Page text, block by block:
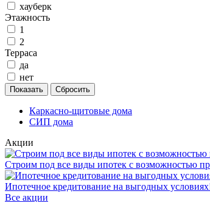
хауберк
Этажность
1
2
Терраса
да
нет
Каркасно-щитовые дома
СИП дома
Акции
Строим под все виды ипотек с возможностью
Ипотечное кредитование на выгодных
Все акции